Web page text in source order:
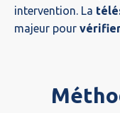
intervention. La
majeur pour